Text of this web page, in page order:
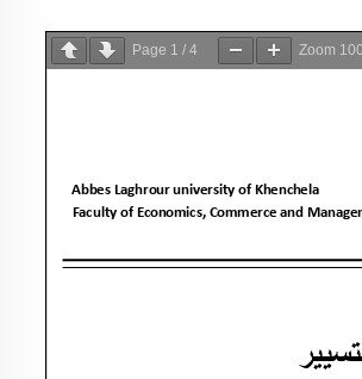
Page 1 /4 Zoom